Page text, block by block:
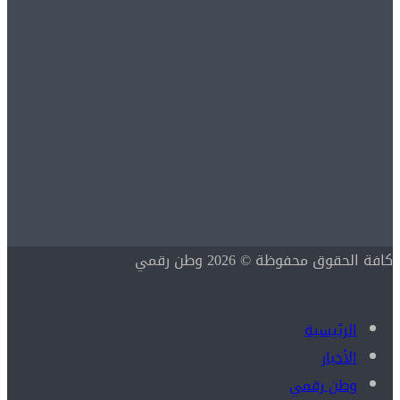
كافة الحقوق محفوظة © 2026 وطن رقمي
الرئيسية
الأخبار
وطن رقمي